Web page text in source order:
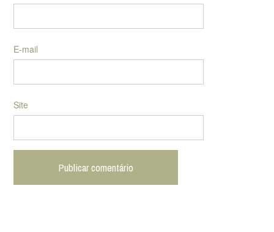
E-mail
Site